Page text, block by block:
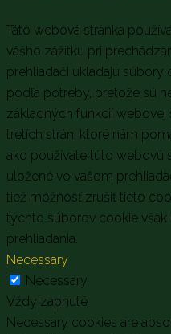
Táto webová stránka
vášho zážitku pri
prehliadači ukladajú súbory
podľa potreby, pretože sú
základných funkcií webovej
tretích strán, ktoré nám
ako používate túto webovú
uložené vo vašom
tiež možnosť zrušiť tieto
týchto súborov cookie
prehliadania.
Necessary
Necessary
Vždy zapnuté
Necessary cookies are